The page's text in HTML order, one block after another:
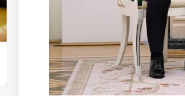
Поездки
Президента